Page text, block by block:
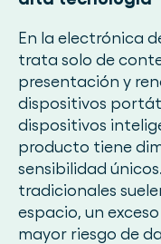
En la electrónica
trata solo de
presentación y
dispositivos
dispositivos
producto tiene
sensibilidad
tradicionales
espacio, un
mayor riesgo de